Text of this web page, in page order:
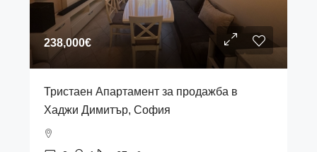
238,000€
Тристаен Апартамент за продажба в
Хаджи Димитър, София